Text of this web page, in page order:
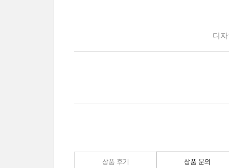
상품 후기 상품 문의